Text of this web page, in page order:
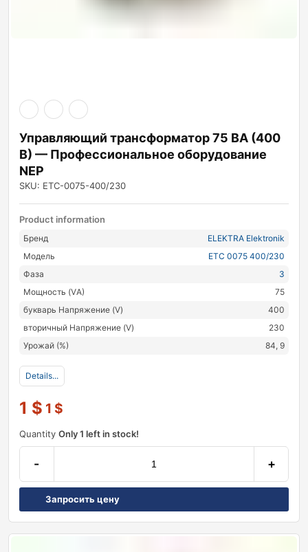
Управляющий трансформатор 75 ВА (400
В) — Профессиональное оборудование
NEP
SKU: ETC-0075-400/230
Product information
Бренд
ELEKTRA Elektronik
Модель
ETC 0075 400/230
Фаза
3
Мощность (VА)
75
букварь Напряжение (V)
400
вторичный Напряжение (V)
230
Урожай (%)
84, 9
Details...
1 $ 1 $
Quantity Only 1 left in stock!
- +
Запросить цену